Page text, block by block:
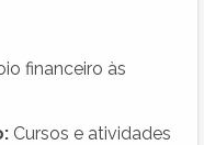
financeiro às
Cursos e atividades